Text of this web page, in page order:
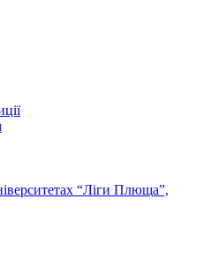
“Ліги Плюща”,